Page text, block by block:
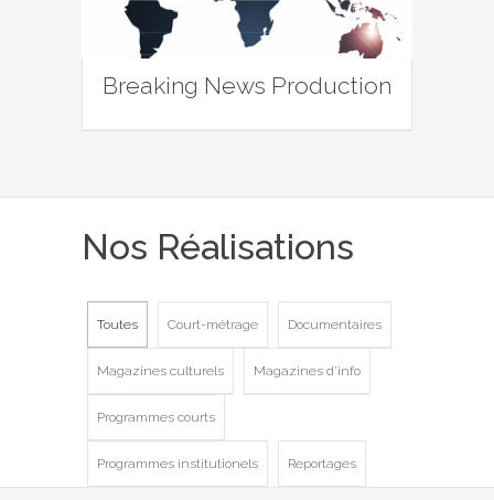
Breaking News Production
Nos Réalisations
Toutes Court-métrage Documentaires
Magazines culturels Magazines d'info
Programmes courts
Programmes institutionels Reportages